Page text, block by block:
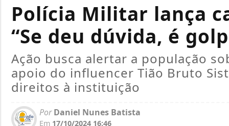
Polícia Militar lança
“Se deu dúvida, é
Ação busca alertar a população
apoio do influencer Tião Bruto
direitos à instituição
PorDaniel Nunes Batista
Em 17/10/2024 16:46